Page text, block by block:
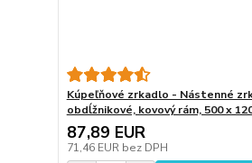
Kúpeľňové zrkadlo - Nástenné
obdĺžnikové, kovový rám, 500 x
87,89 EUR
71,46 EUR bez DPH